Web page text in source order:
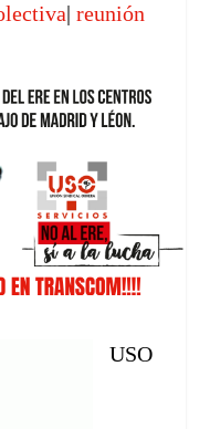
| reunión
USO